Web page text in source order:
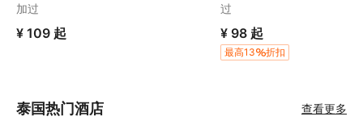
加过
¥ 109 起
过
¥ 98 起
最高13 折扣
泰国热门酒店 查看更多